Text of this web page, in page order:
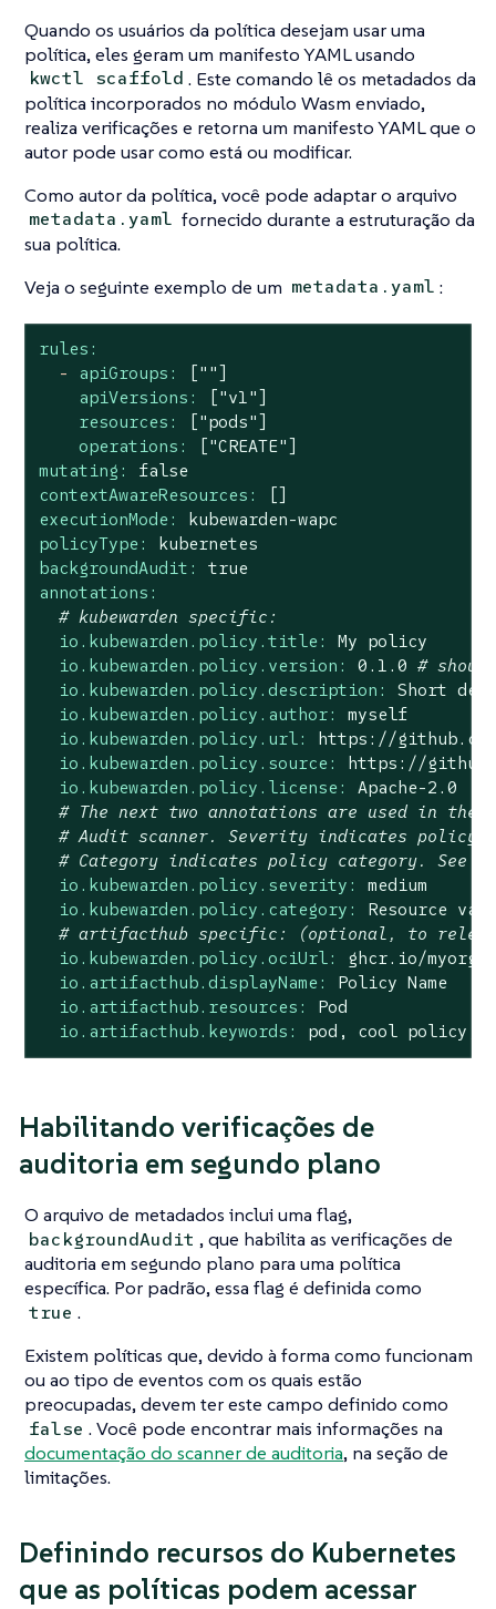
Quando os usuários da política desejam usar uma
política, eles geram um manifesto YAML usando
kwctl scaffold . Este comando lê os metadados da
política incorporados no módulo Wasm enviado,
realiza verificações e retorna um manifesto YAML que o
autor pode usar como está ou modificar.
Como autor da política, você pode adaptar o arquivo
metadata.yaml fornecido durante a estruturação da
sua política.
Veja o seguinte exemplo de um metadata.yaml :
rules:
-
apiGroups:
[""]
apiVersions:
["v1"]
resources:
["pods"]
operations:
["CREATE"]
mutating:
false
contextAwareResources:
[]
executionMode:
kubewarden-wapc
policyType:
kubernetes
backgroundAudit:
true
annotations:
# kubewarden specific:
io.kubewarden.policy.title:
My policy
io.kubewarden.policy.version:
0.1 .0 #
io.kubewarden.policy.description:
Short
io.kubewarden.policy.author:
myself
io.kubewarden.policy.url:
https://
io.kubewarden.policy.source:
https://
io.kubewarden.policy.license:
Apache-2.0
# The next two annotations are used in the
# Audit scanner. Severity indicates
# Category indicates policy category. See
io.kubewarden.policy.severity:
medium
io.kubewarden.policy.category:
Resource
# artifacthub specific: (optional, to
io.kubewarden.policy.ociUrl:
ghcr.io/myorg/
io.artifacthub.displayName:
Policy Name
io.artifacthub.resources:
Pod
io.artifacthub.keywords:
pod, cool policy,
Habilitando verificações de
auditoria em segundo plano
O arquivo de metadados inclui uma flag,
backgroundAudit , que habilita as verificações de
auditoria em segundo plano para uma política
específica. Por padrão, essa flag é definida como
true .
Existem políticas que, devido à forma como funcionam
ou ao tipo de eventos com os quais estão
preocupadas, devem ter este campo definido como
false . Você pode encontrar mais informações na
documentação do scanner de auditoria, na seção de
limitações.
Definindo recursos do Kubernetes
que as políticas podem acessar